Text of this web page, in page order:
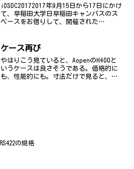
iOSDC20172017年9月15日から17日にかけ
て、早稲田大学日早稲田キャンパスのス
ペースをお借りして、開催された
す。SiriKit and MeTach...
ケース再び
やはりこう見ていると、AopenのH400と
いうケースは良さそうである。価格的に
も、性能的にも。寸法だけで見ると、今
RS422の規格